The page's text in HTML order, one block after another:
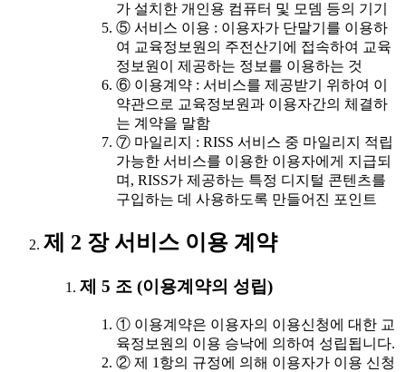
가 설치한 개인용 컴퓨터 및 모뎀 등의 기기
⑤ 서비스 이용 : 이용자가 단말기를 이용하
여 교육정보원의 주전산기에 접속하여 교육
정보원이 제공하는 정보를 이용하는 것
⑥ 이용계약 : 서비스를 제공받기 위하여 이
약관으로 교육정보원과 이용자간의 체결하
는 계약을 말함
⑦ 마일리지 : RISS 서비스 중 마일리지 적립
가능한 서비스를 이용한 이용자에게 지급되
며, RISS가 제공하는 특정 디지털 콘텐츠를
구입하는 데 사용하도록 만들어진 포인트
제 2 장 서비스 이용 계약
제 5 조 (이용계약의 성립)
① 이용계약은 이용자의 이용신청에 대한 교
육정보원의 이용 승낙에 의하여 성립됩니다.
② 제 1항의 규정에 의해 이용자가 이용 신청